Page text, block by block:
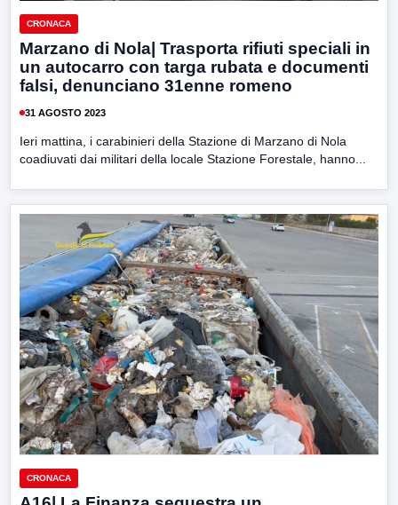
CRONACA
Marzano di Nola| Trasporta rifiuti speciali in
un autocarro con targa rubata e documenti
falsi, denunciano 31enne romeno
31 AGOSTO 2023
Ieri mattina, i carabinieri della Stazione di Marzano di Nola
coadiuvati dai militari della locale Stazione Forestale, hanno...
CRONACA